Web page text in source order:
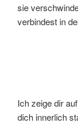
sie
verbindest in
Ich zeige dir
dich innerlich